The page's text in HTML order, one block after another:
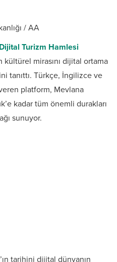
/ AA
Turizm Hamlesi
kültürel mirasını dijital ortama
tanıttı. Türkçe, İngilizce ve
platform, Mevlana
kadar tüm önemli durakları
sunuyor.
tarihini dijital dünyanın